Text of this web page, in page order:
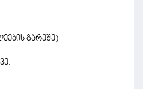
გარეშე)